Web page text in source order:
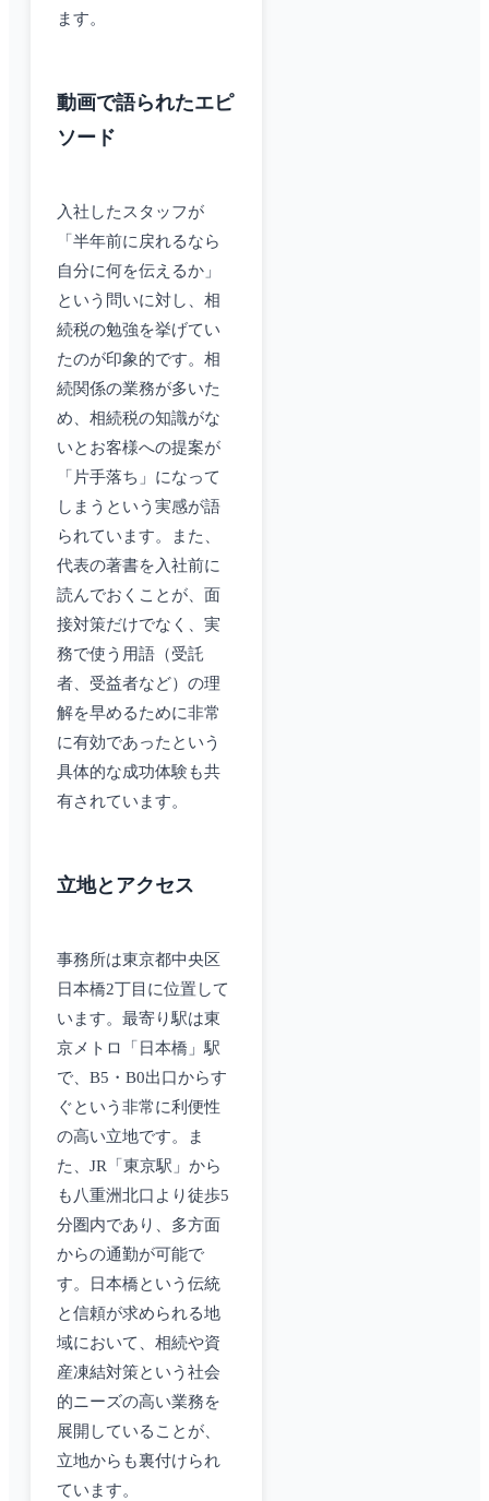
ます。
動画で語られたエピ
ソード
入社したスタッフが
「半年前に戻れるなら
自分に何を伝えるか」
という問いに対し、相
続税の勉強を挙げてい
たのが印象的です。相
続関係の業務が多いた
め、相続税の知識がな
いとお客様への提案が
「片手落ち」になって
しまうという実感が語
られています。また、
代表の著書を入社前に
読んでおくことが、面
接対策だけでなく、実
務で使う用語（受託
者、受益者など）の理
解を早めるために非常
に有効であったという
具体的な成功体験も共
有されています。
立地とアクセス
事務所は東京都中央区
日本橋2丁目に位置して
います。最寄り駅は東
京メトロ「日本橋」駅
で、B5・B0出口からす
ぐという非常に利便性
の高い立地です。ま
た、JR「東京駅」から
も八重洲北口より徒歩5
分圏内であり、多方面
からの通勤が可能で
す。日本橋という伝統
と信頼が求められる地
域において、相続や資
産凍結対策という社会
的ニーズの高い業務を
展開していることが、
立地からも裏付けられ
ています。